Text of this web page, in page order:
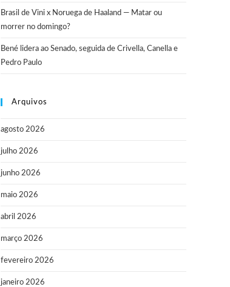
Brasil de Vini x Noruega de Haaland — Matar ou
morrer no domingo?
Bené lidera ao Senado, seguida de Crivella, Canella e
Pedro Paulo
Arquivos
agosto 2026
julho 2026
junho 2026
maio 2026
abril 2026
março 2026
fevereiro 2026
janeiro 2026